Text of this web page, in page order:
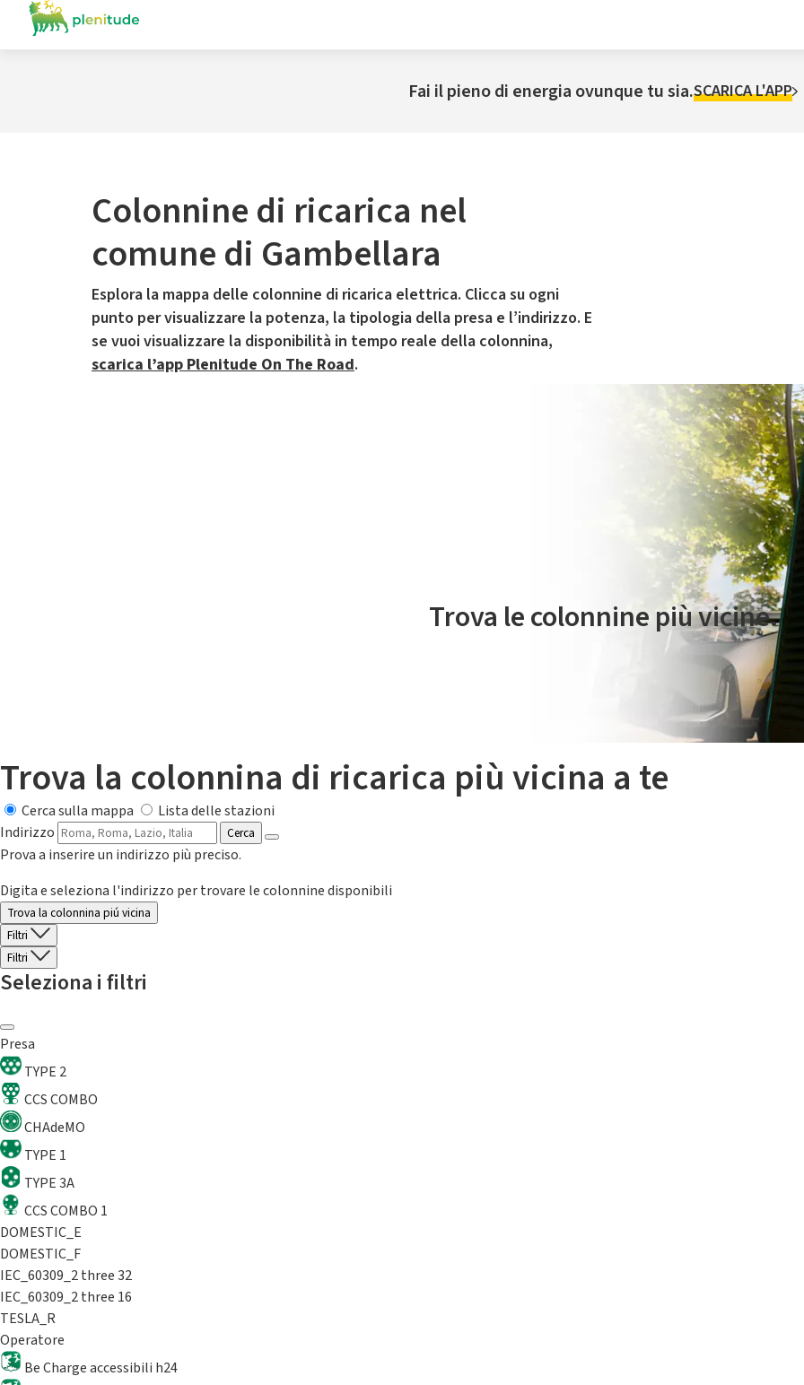
Fai il pieno di energia ovunque tu sia.SCARICA L'APP
Colonnine di ricarica nel
comune di Gambellara
Esplora la mappa delle colonnine di ricarica elettrica. Clicca su ogni
punto per visualizzare la potenza, la tipologia della presa e l’indirizzo. E
se vuoi visualizzare la disponibilità in tempo reale della colonnina,
scarica l’app Plenitude On The Road.
Il servizio di mobilità elettrica è gestito da Plenitude On The Road
Trova le colonnine più vicine.
Trova la colonnina di ricarica più vicina a te
Cerca sulla mappa
Lista delle stazioni
Indirizzo
Cerca
Prova a inserire un indirizzo più preciso.
Digita e seleziona l'indirizzo per trovare le colonnine disponibili
Trova la colonnina piú vicina
Filtri
Filtri
Seleziona i filtri
Presa
TYPE 2
CCS COMBO
CHAdeMO
TYPE 1
TYPE 3A
CCS COMBO 1
DOMESTIC_E
DOMESTIC_F
IEC_60309_2 three 32
IEC_60309_2 three 16
TESLA_R
Operatore
Be Charge accessibili h24